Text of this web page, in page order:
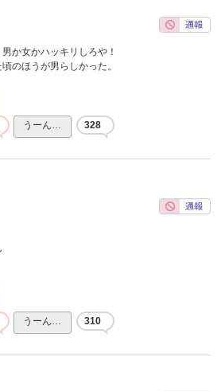
か女かハッキリしろや！
のほうが男らしかった。
うーん… 328
うーん… 310